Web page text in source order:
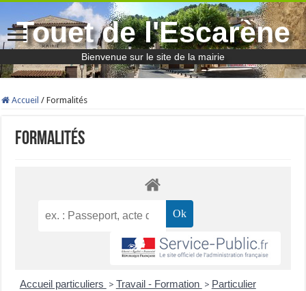
Touet de l'Escarène
Bienvenue sur le site de la mairie
Accueil / Formalités
Formalités
Accueil particuliers > Travail - Formation > Particulier